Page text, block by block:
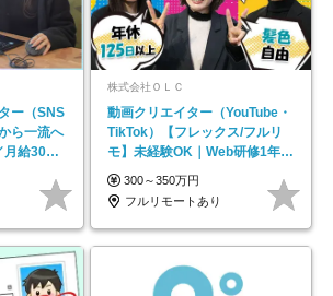
ー（SNS
ら一流へ
月給30万
株式会社ＯＬＣ
動画クリエイター（YouTube・
TikTok）【フレックス/フルリ
モ】未経験OK｜Web研修1年間
｜副業OK
300～350万円
フルリモートあり